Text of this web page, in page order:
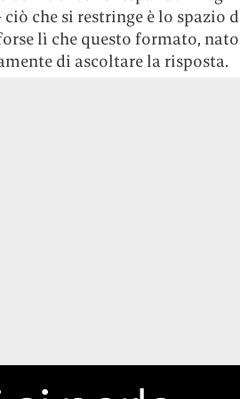
che si restringe è lo spazio
lì che questo formato,
di ascoltare la risposta.